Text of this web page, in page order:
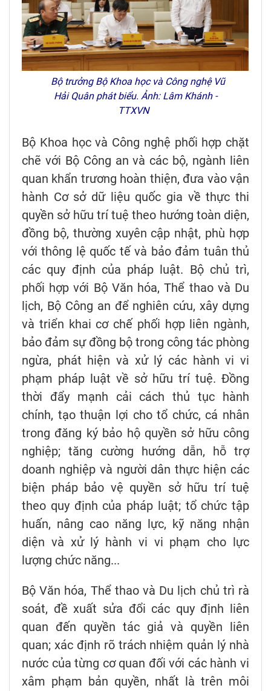
Bộ trưởng Bộ Khoa học và Công nghệ Vũ
Hải Quân phát biểu. Ảnh: Lâm Khánh -
TTXVN
Bộ Khoa học và Công nghệ phối hợp chặt
chẽ với Bộ Công an và các bộ, ngành liên
quan khẩn trương hoàn thiện, đưa vào vận
hành Cơ sở dữ liệu quốc gia về thực thi
quyền sở hữu trí tuệ theo hướng toàn diện,
đồng bộ, thường xuyên cập nhật, phù hợp
với thông lệ quốc tế và bảo đảm tuân thủ
các quy định của pháp luật. Bộ chủ trì,
phối hợp với Bộ Văn hóa, Thể thao và Du
lịch, Bộ Công an để nghiên cứu, xây dựng
và triển khai cơ chế phối hợp liên ngành,
bảo đảm sự đồng bộ trong công tác phòng
ngừa, phát hiện và xử lý các hành vi vi
phạm pháp luật về sở hữu trí tuệ. Đồng
thời đẩy mạnh cải cách thủ tục hành
chính, tạo thuận lợi cho tổ chức, cá nhân
trong đăng ký bảo hộ quyền sở hữu công
nghiệp; tăng cường hướng dẫn, hỗ trợ
doanh nghiệp và người dân thực hiện các
biện pháp bảo vệ quyền sở hữu trí tuệ
theo quy định của pháp luật; tổ chức tập
huấn, nâng cao năng lực, kỹ năng nhận
diện và xử lý hành vi vi phạm cho lực
lượng chức năng...
Bộ Văn hóa, Thể thao và Du lịch chủ trì rà
soát, đề xuất sửa đổi các quy định liên
quan đến quyền tác giả và quyền liên
quan; xác định rõ trách nhiệm quản lý nhà
nước của từng cơ quan đối với các hành vi
xâm phạm bản quyền, nhất là trên môi